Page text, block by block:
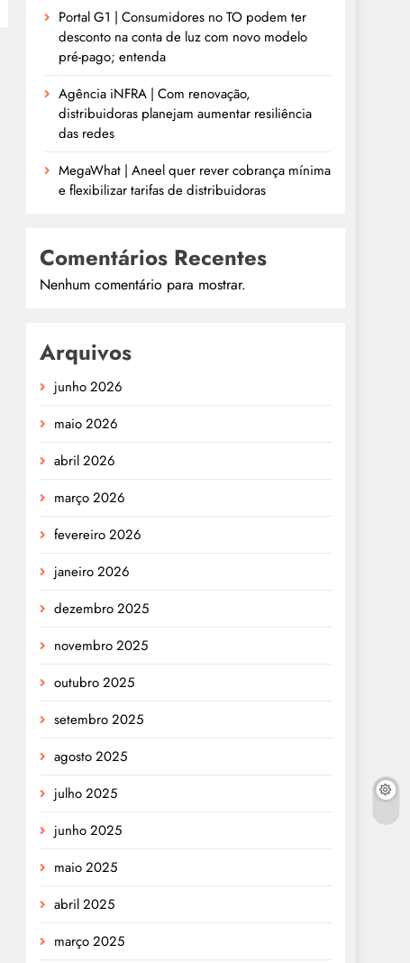
Portal G1 | Consumidores no TO podem ter
desconto na conta de luz com novo modelo
pré-pago; entenda
Agência iNFRA | Com renovação,
distribuidoras planejam aumentar resiliência
das redes
MegaWhat | Aneel quer rever cobrança mínima
e flexibilizar tarifas de distribuidoras
Comentários Recentes
Nenhum comentário para mostrar.
Arquivos
junho 2026
maio 2026
abril 2026
março 2026
fevereiro 2026
janeiro 2026
dezembro 2025
novembro 2025
outubro 2025
setembro 2025
agosto 2025
julho 2025
junho 2025
maio 2025
abril 2025
março 2025